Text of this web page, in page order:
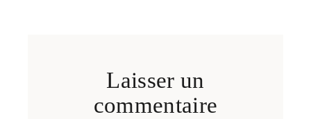
Laisser un
commentaire